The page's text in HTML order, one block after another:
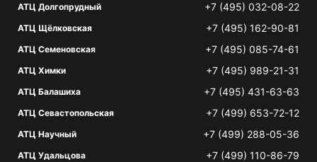
АТЦ Долгопрудный +7 (495) 032-08-22
АТЦ Щёлковская +7 (495) 162-90-81
АТЦ Семеновская +7 (495) 085-74-61
АТЦ Химки +7 (495) 989-21-31
АТЦ Балашиха +7 (495) 431-63-63
АТЦ Севастопольская +7 (499) 653-72-12
АТЦ Научный +7 (499) 288-05-36
АТЦ Удальцова +7 (499) 110-86-79